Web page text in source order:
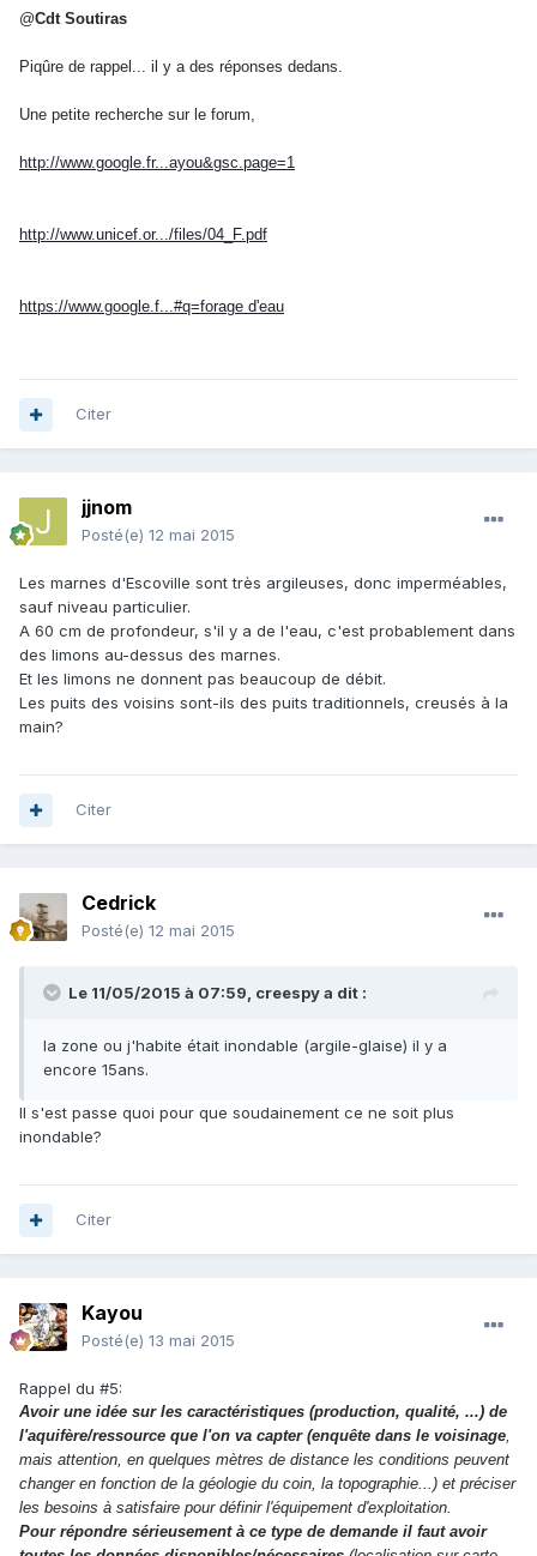
@Cdt Soutiras
Piqûre de rappel... il y a des réponses dedans.
Une petite recherche sur le forum,
http://www.google.fr...ayou&gsc.page=1
http://www.unicef.or.../files/04_F.pdf
https://www.google.f...#q=forage d'eau
Citer
jjnom
Posté(e) 12 mai 2015
Les marnes d'Escoville sont très argileuses, donc imperméables,
sauf niveau particulier.
A 60 cm de profondeur, s'il y a de l'eau, c'est probablement dans
des limons au-dessus des marnes.
Et les limons ne donnent pas beaucoup de débit.
Les puits des voisins sont-ils des puits traditionnels, creusés à la
main?
Citer
Cedrick
Posté(e) 12 mai 2015
Le 11/05/2015 à 07:59, creespy a dit :
la zone ou j'habite était inondable (argile-glaise) il y a
encore 15ans.
Il s'est passe quoi pour que soudainement ce ne soit plus
inondable?
Citer
Kayou
Posté(e) 13 mai 2015
Rappel du #5:
Avoir une idée sur les caractéristiques (production, qualité, ...) de
l'aquifère/ressource que l'on va capter (enquête dans le voisinage,
mais attention, en quelques mètres de distance les conditions peuvent
changer en fonction de la géologie du coin, la topographie...) et préciser
les besoins à satisfaire pour définir l'équipement d'exploitation.
Pour répondre sérieusement à ce type de demande il faut avoir